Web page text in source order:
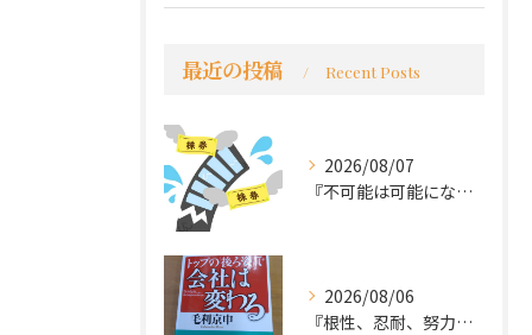
最近の投稿 Recent Posts
2026/08/07
『不可能は可能になる』
2026/08/06
『根性、忍耐、努力という言葉は死語なのか』